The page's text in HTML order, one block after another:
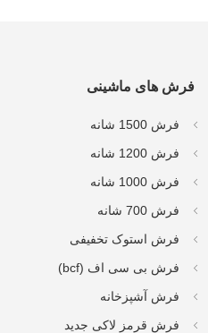
فرش های ماشینی
فرش 1500 شانه
فرش 1200 شانه
فرش 1000 شانه
فرش 700 شانه
فرش استوک تخفیفی
فرش بی سی اف (bcf)
فرش آشپزخانه
فرش قرمز لاکی جدید